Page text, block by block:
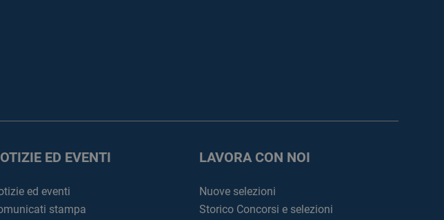
ED EVENTI
ed eventi
stampa
LAVORA CON NOI
Nuove selezioni
Storico Concorsi e selezioni